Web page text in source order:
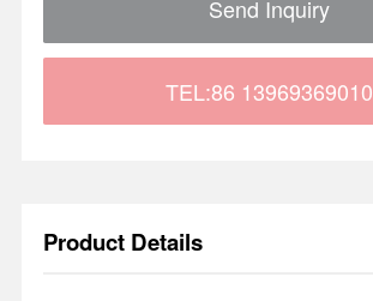
Send Inquiry
TEL:86 13969369010
Product Details